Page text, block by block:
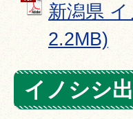
新潟県
2.2MB)
イノシシ